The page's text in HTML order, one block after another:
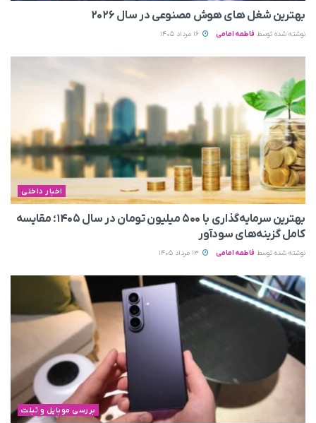
بهترین شغل های هوش مصنوعی در سال ۲۰۲۶
نوشته شده توسط فاطمه امامی
اخبار داخلی
بهترین سرمایه‌گذاری با ۵۰۰ میلیون تومان در سال ۱۴۰۵؛ مقایسه
کامل گزینه‌های سودآور
نوشته شده توسط فاطمه امامی
بررسی موبایل و تبلت